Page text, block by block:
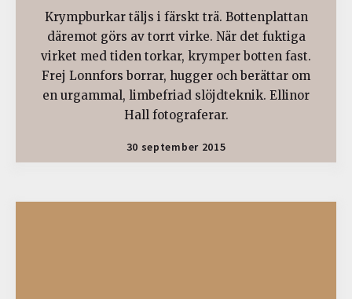
Krympburkar täljs i färskt trä. Bottenplattan
däremot görs av torrt virke. När det fuktiga
virket med tiden torkar, krymper botten fast.
Frej Lonnfors borrar, hugger och berättar om
en urgammal, limbefriad slöjdteknik. Ellinor
Hall fotograferar.
30 september 2015